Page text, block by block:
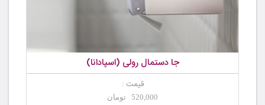
جا دستمال رولی (اسپادانا)
قیمت :
520,000 تومان